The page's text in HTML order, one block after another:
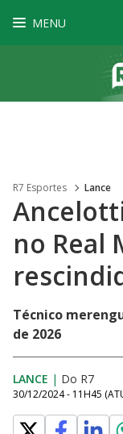
MENU
R7 Esportes Lance
no Real
Técnico
de 2026
LANCE | Do R7
30/12/2024 - 11H45